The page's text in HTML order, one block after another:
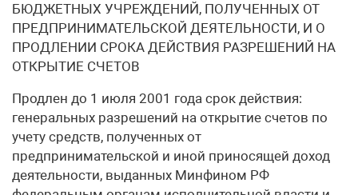
БЮДЖЕТНЫХ УЧРЕЖДЕНИЙ, ПОЛУЧЕННЫХ ОТ
ПРЕДПРИНИМАТЕЛЬСКОЙ ДЕЯТЕЛЬНОСТИ, И О
ПРОДЛЕНИИ СРОКА ДЕЙСТВИЯ РАЗРЕШЕНИЙ НА
ОТКРЫТИЕ СЧЕТОВ
Продлен до 1 июля 2001 года срок действия:
генеральных разрешений на открытие счетов по
учету средств, полученных от
предпринимательской и иной приносящей доход
деятельности, выданных Минфином РФ